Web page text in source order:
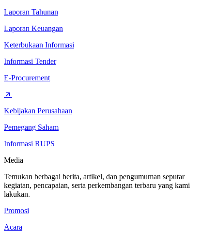
Laporan Tahunan
Laporan Keuangan
Keterbukaan Informasi
Informasi Tender
E-Procurement
Kebijakan Perusahaan
Pemegang Saham
Informasi RUPS
Media
Temukan berbagai berita, artikel, dan pengumuman seputar
kegiatan, pencapaian, serta perkembangan terbaru yang kami
lakukan.
Promosi
Acara